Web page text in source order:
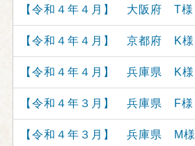
【令和４年４月】 大阪府 T様
【令和４年４月】 京都府 K様
【令和４年４月】 兵庫県 K様
【令和４年３月】 兵庫県 F様
【令和４年３月】 兵庫県 M様